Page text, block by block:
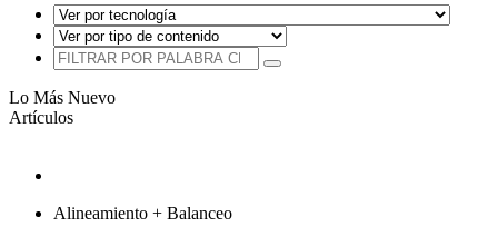
Lo Más Nuevo
Artículos
Alineamiento + Balanceo